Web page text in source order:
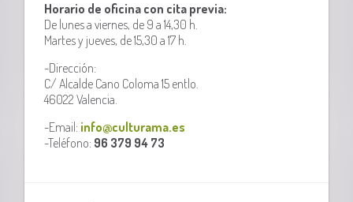
Horario de oficina con cita previa:
De lunes a viernes, de 9 a 14,30 h.
Martes y jueves, de 15,30 a 17 h.
-Dirección:
C/ Alcalde Cano Coloma 15 entlo.
46022 Valencia.
-Email: info@culturama.es
-Teléfono: 96 379 94 73